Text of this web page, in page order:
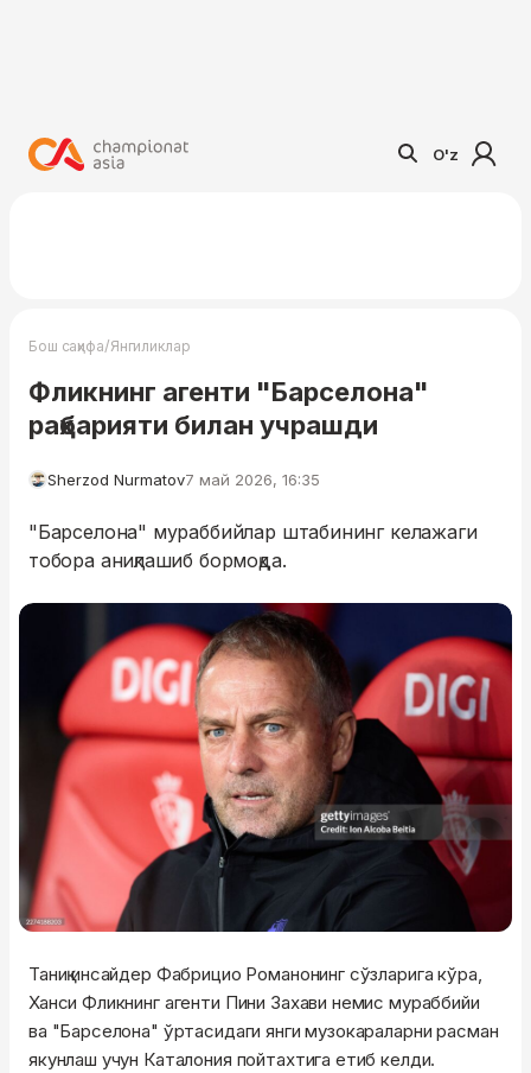
O'z
Бош саҳифа/Янгиликлар
Фликнинг агенти "Барселона"
раҳбарияти билан учрашди
Sherzod Nurmatov7 май 2026, 16:35
"Барселона" мураббийлар штабининг келажаги
тобора аниқлашиб бормоқда.
Таниқ инсайдер Фабрицио Романонинг сўзларига кўра,
Ханси Фликнинг агенти Пини Захави немис мураббийи
ва "Барселона" ўртасидаги янги музокараларни расман
якунлаш учун Каталония пойтахтига етиб келди.